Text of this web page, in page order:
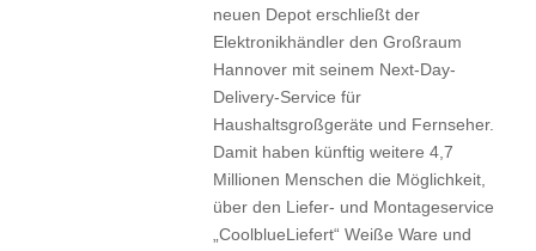
neuen Depot erschließt der
Elektronikhändler den Großraum
Hannover mit seinem Next-Day-
Delivery-Service für
Haushaltsgroßgeräte und Fernseher.
Damit haben künftig weitere 4,7
Millionen Menschen die Möglichkeit,
über den Liefer- und Montageservice
„CoolblueLiefert“ Weiße Ware und